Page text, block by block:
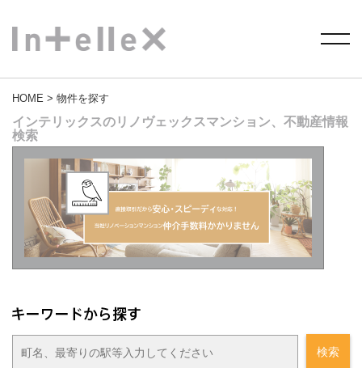
HOME > 物件を探す
インテリックスのリノヴェックスマンション、不動産情報
検索